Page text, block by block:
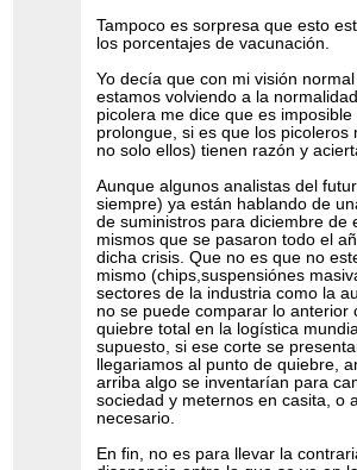
Tampoco es sorpresa que esto
los porcentajes de vacunación.
Yo decía que con mi visión
estamos volviendo a la
picolera me dice que es
prolongue, si es que los picoleros
no solo ellos) tienen razón y
Aunque algunos analistas del
siempre) ya están hablando de
de suministros para diciembre de
mismos que se pasaron todo el
dicha crisis. Que no es que no
mismo (chips,suspensiónes
sectores de la industria como la
no se puede comparar lo anterior
quiebre total en la logística
supuesto, si ese corte se
llegariamos al punto de quiebre,
arriba algo se inventarían para
sociedad y meternos en casita, o
necesario.
En fin, no es para llevar la